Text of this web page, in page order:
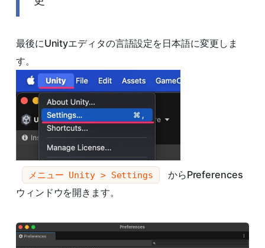
最後にUnityエディタの言語設定を日本語に変更しま
す。
メニュー Unity > Settings
からPreferences
ウィンドウを開きます。